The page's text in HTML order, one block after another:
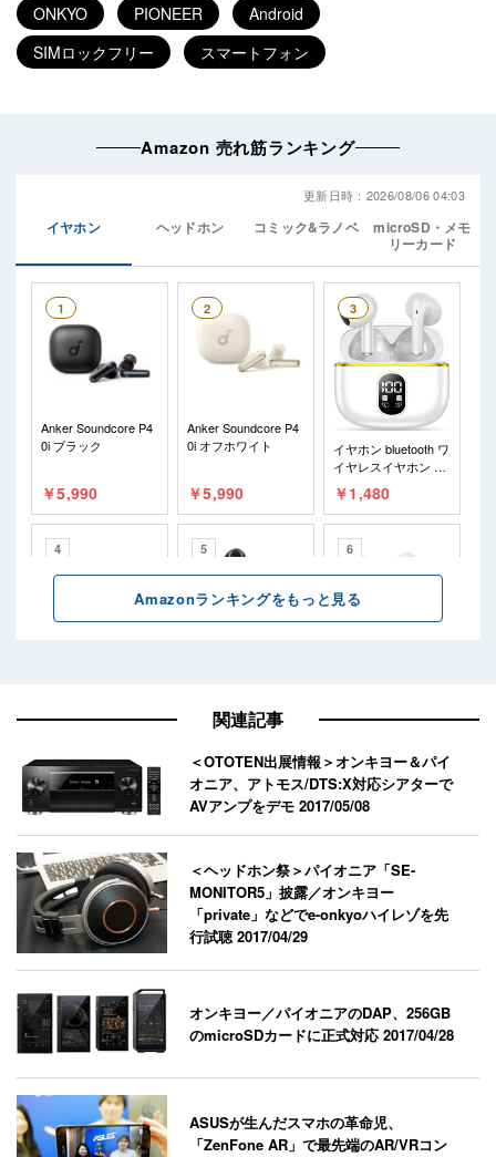
ONKYO PIONEER
Android
SIMロックフリー
スマートフォン
関連記事
＜OTOTEN出展情報＞オンキヨー＆パイ
オニア、アトモス/DTS:X対応シアターで
AVアンプをデモ2017/05/08
＜ヘッドホン祭＞パイオニア「SE-
MONITOR5」披露／オンキヨー
「private」などでe-onkyoハイレゾを先
行試聴2017/04/29
オンキヨー／パイオニアのDAP、256GB
のmicroSDカードに正式対応2017/04/28
ASUSが生んだスマホの革命児、
「ZenFone AR」で最先端のAR/VRコン